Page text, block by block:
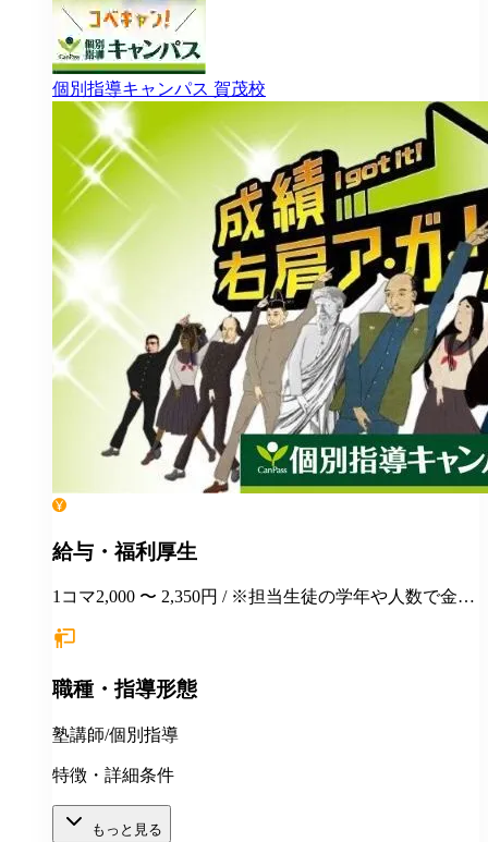
個別指導キャンパス 賀茂校
給与・福利厚生
1コマ2,000 〜 2,350円 / ※担当生徒の学年や人数で金額
職種・指導形態
塾講師/個別指導
特徴・詳細条件
もっと見る